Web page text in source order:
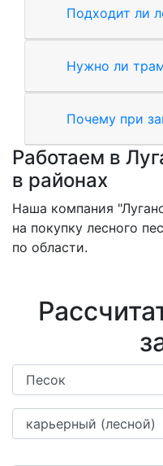
Подходит ли
Нужно ли
Почему при
Работаем в
в районах
Наша компания
на покупку лесного
по области.